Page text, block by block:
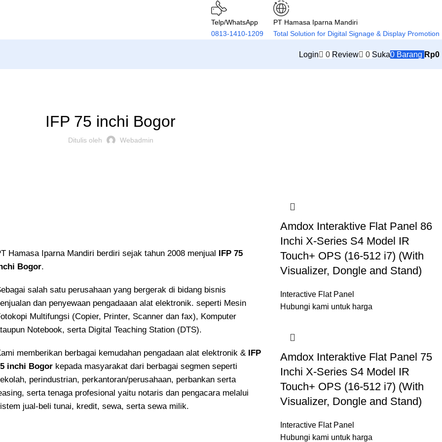
Telp/WhatsApp
0813-1410-1209
PT Hamasa Iparna Mandiri
Total Solution for Digital Signage & Display Promotion
Login 0 Review 0 Suka0 Barang Rp0
IFP 75 inchi Bogor
Ditulis oleh Webadmin
Hamasa Iparna Mandiri berdiri sejak tahun 2008 menjual IFP 75
Bogor.
salah satu perusahaan yang bergerak di bidang bisnis
dan penyewaan pengadaaan alat elektronik. seperti Mesin
Multifungsi (Copier, Printer, Scanner dan fax), Komputer
Notebook, serta Digital Teaching Station (DTS).
memberikan berbagai kemudahan pengadaan alat elektronik & IFP
inchi Bogorkepada masyarakat dari berbagai segmen seperti
perindustrian, perkantoran/perusahaan, perbankan serta
serta tenaga profesional yaitu notaris dan pengacara melalui
jual-beli tunai, kredit, sewa, serta sewa milik.
Amdox Interaktive Flat Panel 86
Inchi X-Series S4 Model IR
Touch+ OPS (16-512 i7) (With
Visualizer, Dongle and Stand)
Interactive Flat Panel
Hubungi kami untuk harga
Amdox Interaktive Flat Panel 75
Inchi X-Series S4 Model IR
Touch+ OPS (16-512 i7) (With
Visualizer, Dongle and Stand)
Interactive Flat Panel
Hubungi kami untuk harga